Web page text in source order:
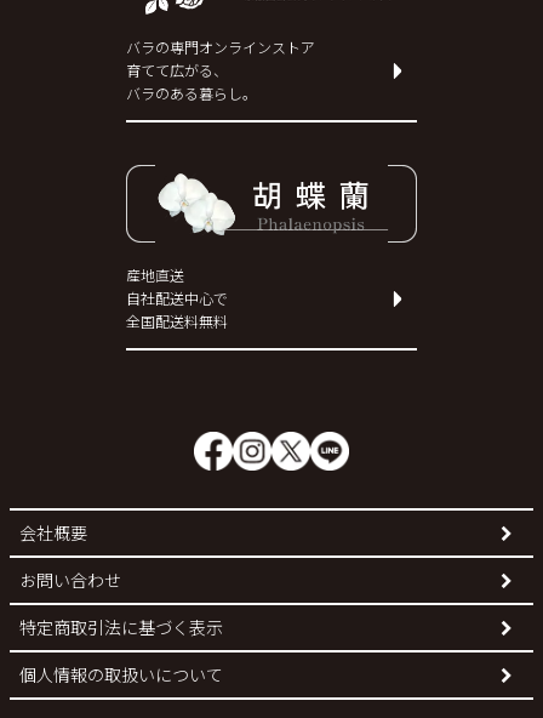
バラの専門オンラインストア
育てて広がる、
バラのある暮らし。
産地直送
自社配送中心で
全国配送料無料
会社概要
お問い合わせ
特定商取引法に基づく表示
個人情報の取扱いについて